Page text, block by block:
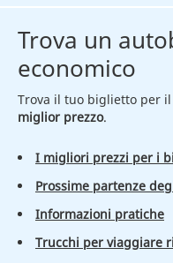
Trova un
economico
Trova il tuo biglietto per
miglior prezzo.
I migliori prezzi per i
Prossime partenze
Informazioni pratiche
Trucchi per viaggiare